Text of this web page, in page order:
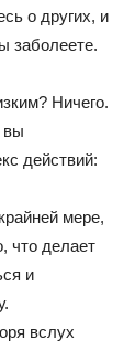
о других, и
заболеете.
Ничего.
вы
действий:
мере,
что делает
и
вслух